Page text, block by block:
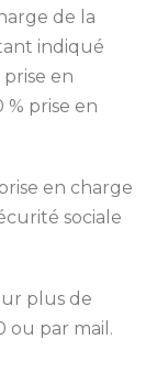
de la
indiqué
en
% prise en
en charge
sociale
plus de
ou par mail.